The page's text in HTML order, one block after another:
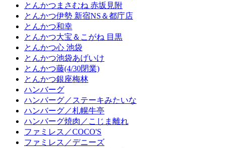
とんかつまさむね 赤坂見附
とんかつ伊勢 新宿NS＆都庁店
とんかつ和幸
とんかつ大宝＆こがね 目黒
とんかつ心 池袋
とんかつ池袋あげいけ
とんかつ藤(4/30閉業)
とんかつ銀座梅林
ハンバーグ
ハンバーグ／ステーキみたいな
ハンバーグ／札幌牛亭
ハンバーグ焼肉／こじま離れ
ファミレス／COCO'S
ファミレス／デニーズ